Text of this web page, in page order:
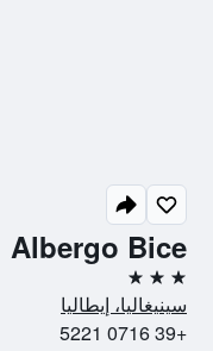
Albergo Bice
3 نجوم
سينيغاليا، إيطاليا
+39 0716 5221